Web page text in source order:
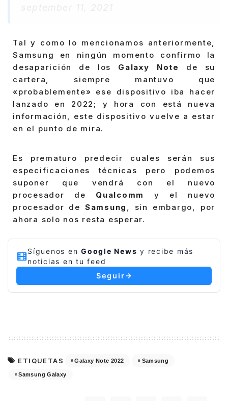
Tal y como lo mencionamos anteriormente,
Samsung en ningún momento confirmo la
desaparición de los Galaxy Note
de su
cartera, siempre mantuvo que
«probablemente» ese dispositivo iba hacer
lanzado en 2022; y hora con está nueva
información, este dispositivo vuelve a estar
en el punto de mira.
Es prematuro predecir cuales serán sus
especificaciones técnicas pero podemos
suponer que vendrá con el nuevo
procesador de Qualcomm
y el nuevo
procesador de Samsung , sin embargo, por
ahora solo nos resta esperar.
Síguenos en Google News y recibe más
noticias en tu feed
Seguir
ETIQUETAS Galaxy Note 2022 Samsung
Samsung Galaxy